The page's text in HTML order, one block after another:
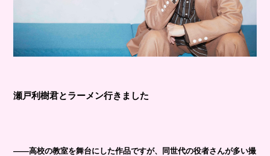
瀬戸利樹君とラーメン行きました
――高校の教室を舞台にした作品ですが、同世代の役者さんが多い撮